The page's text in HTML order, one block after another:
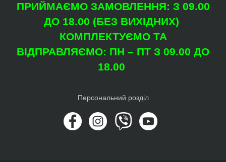
ПРИЙМАЄМО ЗАМОВЛЕННЯ: З 09.00
ДО 18.00 (БЕЗ ВИХІДНИХ)
КОМПЛЕКТУЄМО ТА
ВІДПРАВЛЯЄМО: ПН – ПТ З 09.00 ДО
18.00
Персональний розділ